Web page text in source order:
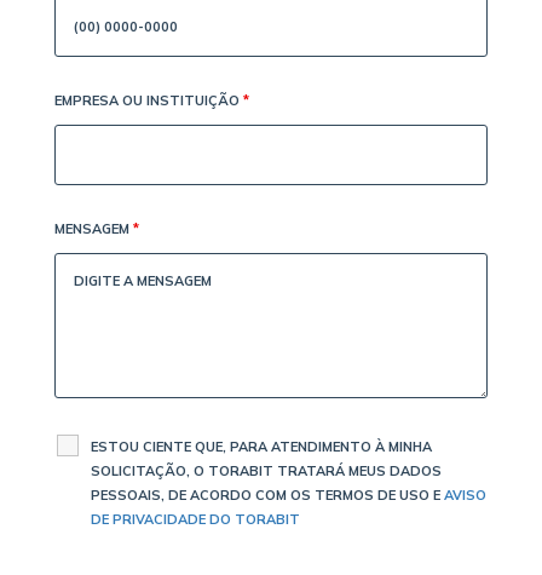
EMPRESA OU INSTITUIÇÃO *
MENSAGEM *
ESTOU CIENTE QUE, PARA ATENDIMENTO À MINHA
SOLICITAÇÃO, O TORABIT TRATARÁ MEUS DADOS
PESSOAIS, DE ACORDO COM OS TERMOS DE USO E AVISO
DE PRIVACIDADE DO TORABIT